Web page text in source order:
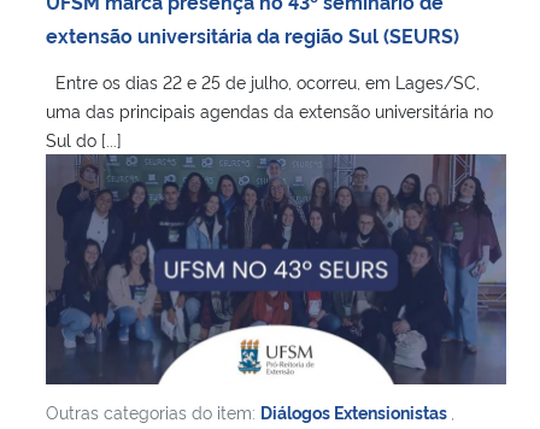
Ministério da Saúde
Ministério de Minas e Energia
Ministério da Ciência, Tecnologia, Inovações e Comunicações
Ministério do Meio Ambiente
Ministério do Turismo
Ministério do Desenvolvimento Regional
extensão universitária da região Sul (SEURS)
Entre os dias 22 e 25 de julho, ocorreu, em Lages/SC,
uma das principais agendas da extensão universitária no
Sul do [...]
Outras categorias do item: Diálogos Extensionistas